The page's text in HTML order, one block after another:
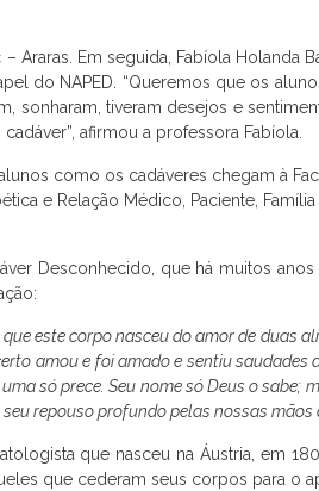
Em seguida, Fabíola Holanda
do NAPED. “Queremos que os
sonharam, tiveram desejos e
afirmou a professora Fabíola.
como os cadáveres chegam à
e Relação Médico, Paciente,
Desconhecido, que há muitos
este corpo nasceu do amor de duas
amou e foi amado e sentiu
só prece. Seu nome só Deus o
repouso profundo pelas nossas mãos
que nasceu na Áustria, em
que cederam seus corpos para o